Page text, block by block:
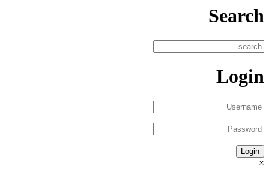
Search
Login
×